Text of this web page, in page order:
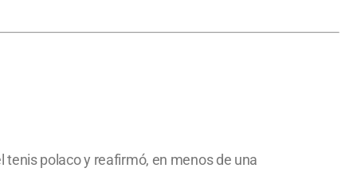
polaco y reafirmó, en menos de una